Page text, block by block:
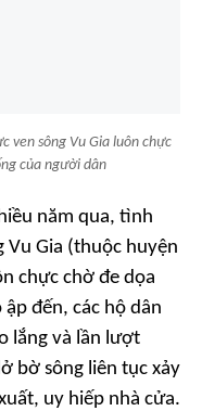
ven sông Vu Gia luôn chực
của người dân
năm qua, tình
Vu Gia (thuộc huyện
chực chờ đe dọa
đến, các hộ dân
lắng và lần lượt
bờ sông liên tục xảy
uy hiếp nhà cửa.